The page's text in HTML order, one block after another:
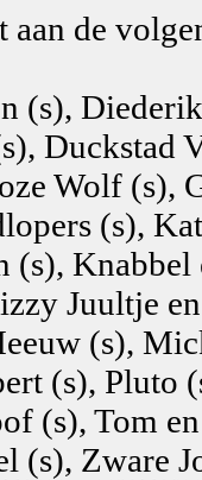
aan de
(s),
Duckstad
Wolf (s),
(s),
(s),
Juultje
(s),
(s), Pluto
(s), Tom
(s), Zware